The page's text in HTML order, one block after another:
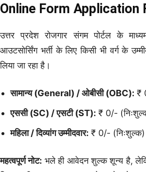
Online Form Application
उत्तर प्रदेश रोजगार संगम पोर्टल के
आउटसोर्सिंग भर्ती के लिए किसी भी वर्ग के
लिया जा रहा है।
सामान्य (General) / ओबीसी (OBC): ₹
एससी (SC) / एसटी (ST): ₹ 0/-
महिला / दिव्यांग उम्मीदवार: ₹ 0/- (निःशुल्क)
महत्वपूर्ण नोट: भले ही आवेदन शुल्क शून्य है,